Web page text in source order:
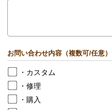
お問い合わせ内容（複数可/任意）
・カスタム
・修理
・購入